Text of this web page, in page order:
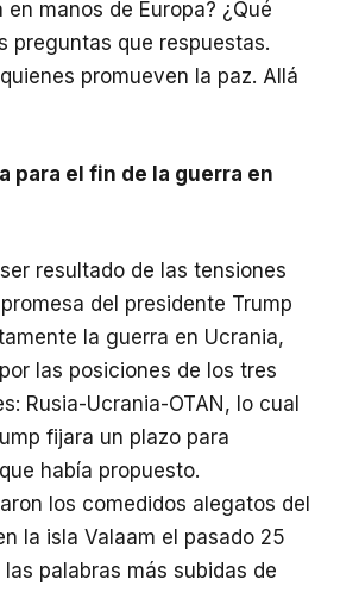
en manos de Europa? ¿Qué
preguntas que respuestas.
promueven la paz. Allá
para el fin de la guerra en
resultado de las tensiones
del presidente Trump
la guerra en Ucrania,
las posiciones de los tres
Rusia-Ucrania-OTAN, lo cual
fijara un plazo para
había propuesto.
los comedidos alegatos del
la isla Valaam el pasado 25
palabras más subidas de